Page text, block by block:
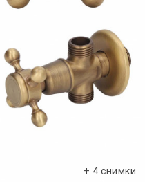
+ 4 снимки